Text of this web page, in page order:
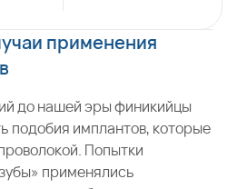
применения
до нашей эры финикийцы
подобия имплантов, которые
Попытки
применялись